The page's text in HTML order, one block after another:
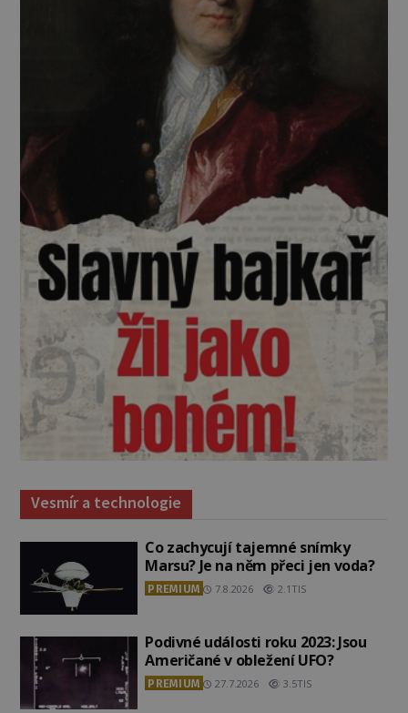
Vesmír a technologie
Co zachycují tajemné snímky
Marsu? Je na něm přeci jen voda?
PREMIUM 7.8.2026 2.1TIS
Podivné události roku 2023: Jsou
Američané v obležení UFO?
PREMIUM 27.7.2026 3.5TIS